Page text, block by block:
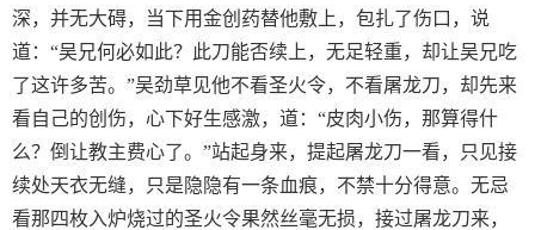
深，并无大碍，当下用金创药替他敷上，包扎了伤口，说
道：“吴兄何必如此？此刀能否续上，无足轻重，却让吴兄吃
了这许多苦。”吴劲草见他不看圣火令，不看屠龙刀，却先来
看自己的创伤，心下好生感激，道：“皮肉小伤，那算得什
么？倒让教主费心了。”站起身来，提起屠龙刀一看，只见接
续处天衣无缝，只是隐隐有一条血痕，不禁十分得意。无忌
看那四枚入炉烧过的圣火令果然丝毫无损，接过屠龙刀来，